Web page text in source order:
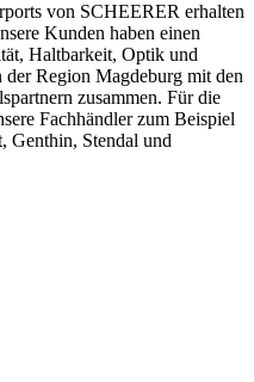
von SCHEERER erhalten
Kunden haben einen
Haltbarkeit, Optik und
Region Magdeburg mit den
zusammen. Für die
Fachhändler zum Beispiel
Genthin, Stendal und